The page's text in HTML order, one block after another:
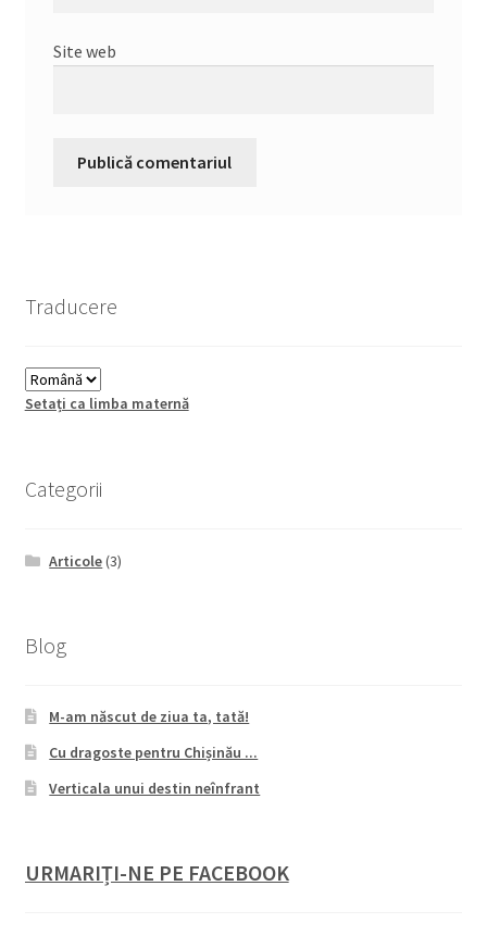
Site web
Traducere
Setați ca limba maternă
Categorii
Articole(3)
Blog
M-am născut de ziua ta, tată!
Cu dragoste pentru Chișinău ...
Verticala unui destin neînfrant
URMARIȚI-NE PE FACEBOOK